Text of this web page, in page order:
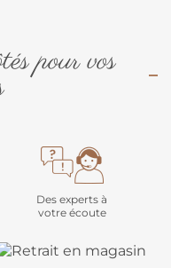
pour vos
Des experts à
votre écoute